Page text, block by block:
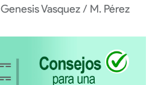
Genesis Vasquez / M. Pérez